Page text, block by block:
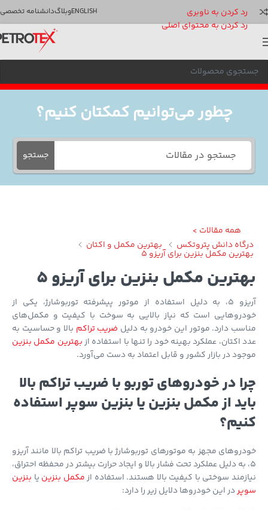
رد کردن به ناوبری
رد کردن به محتوای اصلی
ENGLISHوبلاگدانشنامه تخصصی
چطور می‌توانیم کمکتان کنیم؟
جستجو
همه مقالات >
دانش پتروتکس
بهترین مکمل و اکتان
مکمل بنزین برای آریزو 5
مکمل بنزین برای آریزو 5
آریزو 5، به دلیل استفاده از موتور پیشرفته توربوشارژ، یکی از
است که نیاز بالایی به سوخت با کیفیت و مکمل‌های
دارد. موتور این خودرو به دلیل ضریب تراکمبالا و حساسیت به
اکتان، عملکرد بهینه خود را تنها با استفاده ازبهترین مکمل بنزین
در بازار کشور و قابل اعتماد به دست می‌آورد.
در خودروهای توربو با ضریب تراکم بالا
از مکمل بنزین یا بنزین سوپر استفاده
مجهز به موتورهای توربوشارژ با ضریب تراکم بالا مانند آریزو
به دلیل عملکرد تحت فشار بالا و ایجاد حرارت بیشتر در محفظه احتراق،
سوختی با کیفیت بالا هستند. استفاده ازمکمل بنزین یابنزین
در این خودروها دلایل زیر را دارد: